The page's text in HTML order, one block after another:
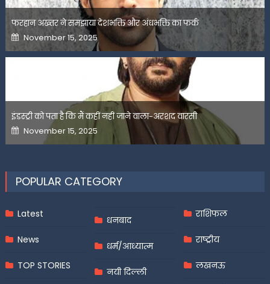
फरहान अख्तर ने समझाया देशभक्ति और अंधभक्ति का फर्क
Posted
on
November 15, 2025
इंडस्ट्री को पता है कि मैं कहीं नहीं जाने वाला-अरशद वारसी
Posted
on
November 15, 2025
POPULAR CATEGORY
Latest
News
TOP STORIES
धनबाद
धर्म/आध्यात्म
नयी दिल्ली
राशिफल
राष्ट्रीय
लखनऊ